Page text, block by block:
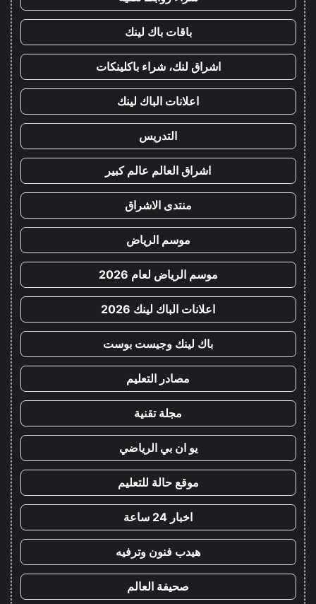
باقات باك لينك
اشراق لنك، شراء باكلينكات
اعلانات الباك لينك
التدريس
اشراق العالم عالم كبير
منتدى الاشراق
موسم الرياض
موسم الرياض لعام 2026
اعلانات الباك لينك 2026
باك لينك وجيست بوست
مصادر التعليم
مجلة تقنية
يو ان بي الرياضي
موقع حالة للتعليم
اخبار 24 ساعة
هيدب فنون وترفيه
صحيفة العالم